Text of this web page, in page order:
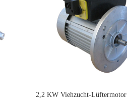
2,2 KW Viehzucht-Lüftermotor